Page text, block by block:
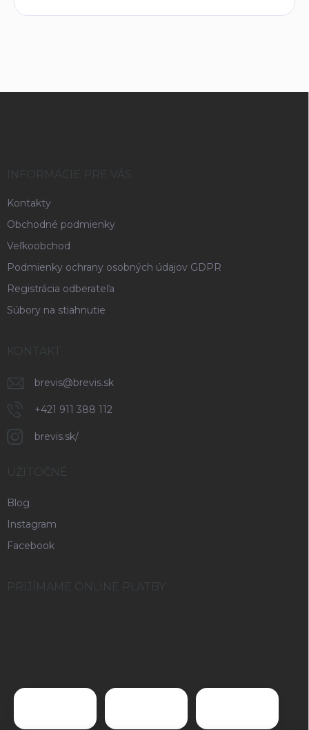
INFORMÁCIE PRE VÁS
Kontakty
Obchodné podmienky
Veľkoobchod
Podmienky ochrany osobných údajov GDPR
Registrácia odberateľa
Súbory na stiahnutie
KONTAKT
brevis@brevis.sk
+421 911 388 112
brevis.sk/
UŽITOČNÉ
Blog
Instagram
Facebook
PRIJÍMAME ONLINE PLATBY